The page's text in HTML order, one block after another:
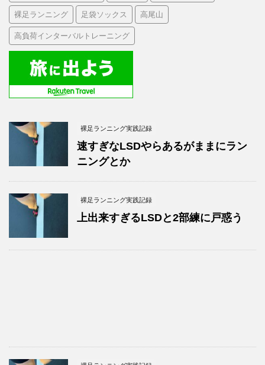
裸足ランニング 足袋ソックス 高尾山
高負荷インターバルトレーニング
裸足ランニング実践記録
速すぎなLSDやらあるがままにラン
ニングとか
裸足ランニング実践記録
上出来すぎるLSDと2部練に戸惑う